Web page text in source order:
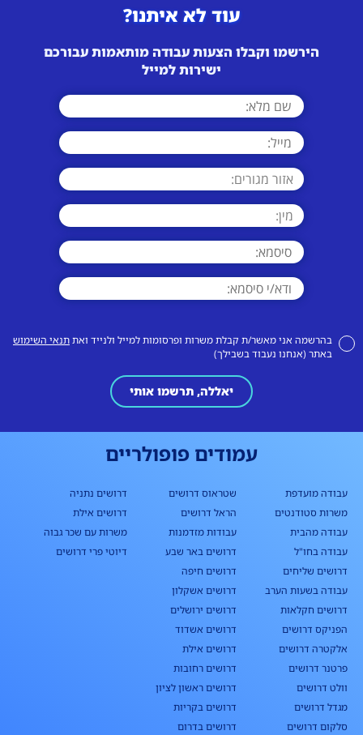
עוד לא איתנו?
הירשמו וקבלו הצעות עבודה מותאמות עבורכם
ישירות למייל
בהרשמה אני מאשר/ת קבלת משרות ופרסומות למייל ולנייד ואתתנאי השימוש
באתר (אנחנו נעבוד בשבילך)
יאללה, תרשמו אותי
עמודים פופולריים
עבודה מועדפת
משרות סטודנטים
עבודה מהבית
עבודה בחו"ל
דרושים שליחים
עבודה בשעות הערב
דרושים חקלאות
הפניקס דרושים
אלקטרה דרושים
פרטנר דרושים
וולט דרושים
מגדל דרושים
סלקום דרושים
שטראוס דרושים
הראל דרושים
עבודות מזדמנות
דרושים באר שבע
דרושים חיפה
דרושים אשקלון
דרושים ירושלים
דרושים אשדוד
דרושים אילת
דרושים רחובות
דרושים ראשון לציון
דרושים בקריות
דרושים בדרום
דרושים נתניה
דרושים אילת
משרות עם שכר גבוה
דיוטי פרי דרושים